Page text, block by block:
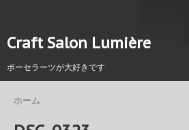
Craft Salon Lumière
ポーセラーツが大好きです
ホーム